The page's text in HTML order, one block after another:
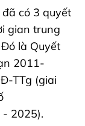
có 3 quyết
gian trung
là Quyết
2011-
TTg (giai
2025).